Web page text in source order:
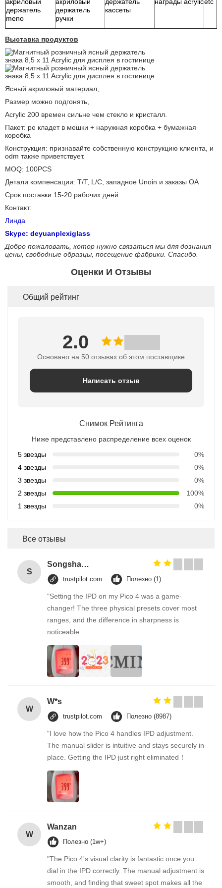
держатель
meno
держатель
ручки
кассеты
Выставка продуктов
Ясный акриловый материал,
Размер можно подгонять,
Acrylic 200 времен сильне чем стекло и кристалл.
Пакет: pe кладет в мешки + наружная коробка + бумажная
коробка
Конструкция: признавайте собственную конструкцию клиента, и
odm также приветствует.
MOQ: 100PCS
Детали компенсации: T/T, L/C, западное Unoin и заказы OA
Срок поставки 15-20 рабочих дней.
Контакт:
Линда
Skype: deyuanplexiglass
Добро пожаловать, котор нужно связаться мы для дознания
цены, свободные образцы, посещение фабрики. Спасибо.
Оценки И Отзывы
Общий рейтинг
2.0
Основано на 50 отзывах об этом поставщике
Написать отзыв
Снимок Рейтинга
Ниже представлено распределение всех оценок
5 звезды
0%
4 звезды
0%
3 звезды
0%
2 звезды
100%
1 звезды
0%
Все отзывы
S
Songshang
trustpilot.com Полезно (1)
"Setting the IPD on my Pico 4 was a game-
changer! The three physical presets cover most
ranges, and the difference in sharpness is
noticeable.
W
W*s
trustpilot.com Полезно (8987)
"I love how the Pico 4 handles IPD adjustment.
The manual slider is intuitive and stays securely in
place. Getting the IPD just right eliminated！
W
Wanzan
Полезно (1w+)
"The Pico 4's visual clarity is fantastic once you
dial in the IPD correctly. The manual adjustment is
smooth, and finding that sweet spot makes all the